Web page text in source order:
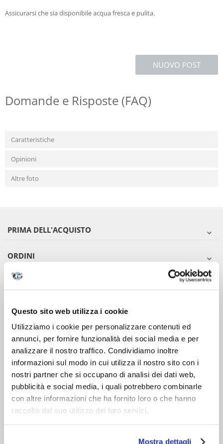
Questo sito web utilizza i cookie
Utilizziamo i cookie per personalizzare contenuti ed
annunci, per fornire funzionalità dei social media e per
analizzare il nostro traffico. Condividiamo inoltre
informazioni sul modo in cui utilizza il nostro sito con i
nostri partner che si occupano di analisi dei dati web,
pubblicità e social media, i quali potrebbero combinarle
con altre informazioni che ha fornito loro o che hanno
raccolto dal suo utilizzo dei loro servizi.
Mostra dettagli
Assicurarsi che sia disponibile acqua fresca e pulita.
NUOVO POST
Domande e Risposte (FAQ)
Caratteristiche
Opinioni
Altre foto
PRIMA DELL'ACQUISTO
ORDINI
DOPO L'ACQUISTO
VIENI A CONOSCERCI